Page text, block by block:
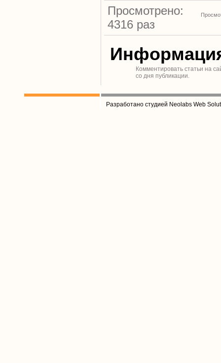
Просмотрено:
4316 раз
Комментировать статьи на
со дня публикации.
Разработано студией Neolabs Web